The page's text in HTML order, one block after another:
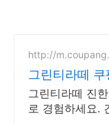
http://
그린티라떼
그린티라떼 진
로 경험하세요.